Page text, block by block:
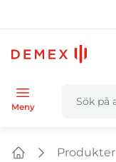
Meny
Produkter